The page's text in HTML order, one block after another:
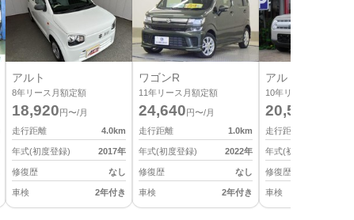
アルト
8年リース月額定額
18,920 円〜/月
走行距離
4.0km
年式(初度登録) 2017年
修復歴 なし
車検 2年付き
ワゴンR
11年リース月額定額
24,640 円〜/月
走行距離
1.0km
年式(初度登録) 2022年
修復歴 なし
車検 2年付き
アルト ラパン
10年リース月額定額
20,570
走行距離
年式(初度登録)
修復歴
車検